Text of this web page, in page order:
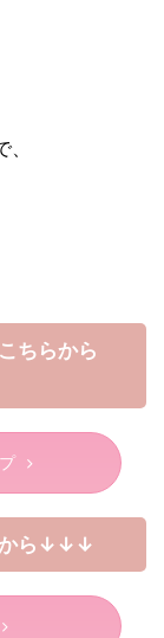
ちらから
から↓↓↓